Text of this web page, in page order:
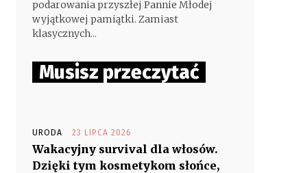
podarowania przyszłej Pannie Młodej
wyjątkowej pamiątki. Zamiast
klasycznych...
Musisz przeczytać
URODA 23 LIPCA 2026
Wakacyjny survival dla włosów.
Dzięki tym kosmetykom słońce,